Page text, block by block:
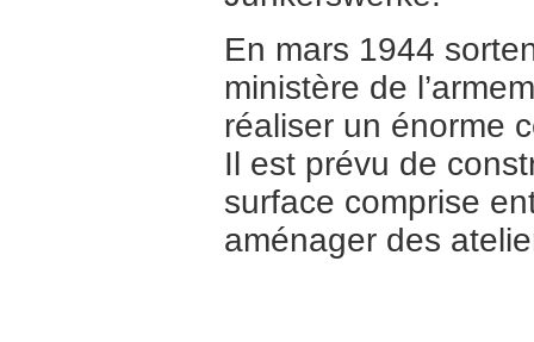
En mars 1944
ministère de
réaliser un énorme
Il est prévu de
surface comprise
aménager des